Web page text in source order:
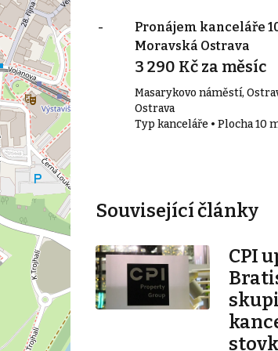
m², Ostrava -
Přívoz
- Přívoz
m²
Pronájem kanceláře
Moravská Ostrava
3 290 Kč za měsíc
Masarykovo náměstí,
Ostrava
Typ kanceláře • Plocha 10
Související články
CPI